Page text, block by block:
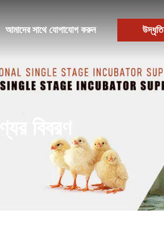
আমাদের সাথে যোগাযোগ করুন উদ্ধৃতি